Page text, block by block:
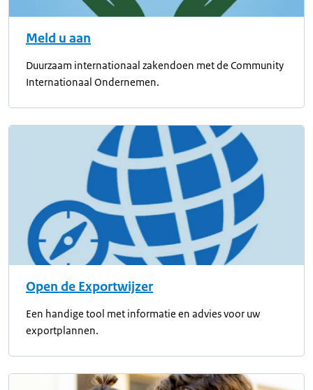
Meld u aan
Duurzaam internationaal zakendoen met de Community
Internationaal Ondernemen.
Open de Exportwijzer
Een handige tool met informatie en advies voor uw
exportplannen.